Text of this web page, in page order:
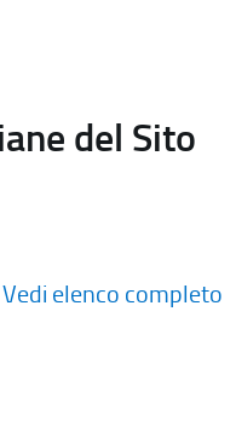
del Sito
Vedi elenco completo